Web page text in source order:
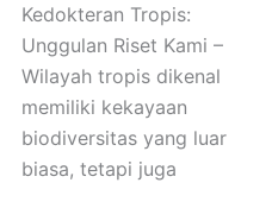
Kedokteran Tropis:
Unggulan Riset Kami –
Wilayah tropis dikenal
memiliki kekayaan
biodiversitas yang luar
biasa, tetapi juga